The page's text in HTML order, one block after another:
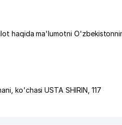
haqida ma'lumotni
ko'chasi USTA SHIRIN , 117